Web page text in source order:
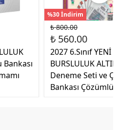
Bankası
%30 İndirim
₺ 800.00
₺ 560.00
2027 6.Sınıf YENİ
BURSLULUK
Deneme Seti ve
Bankası Çözümlü